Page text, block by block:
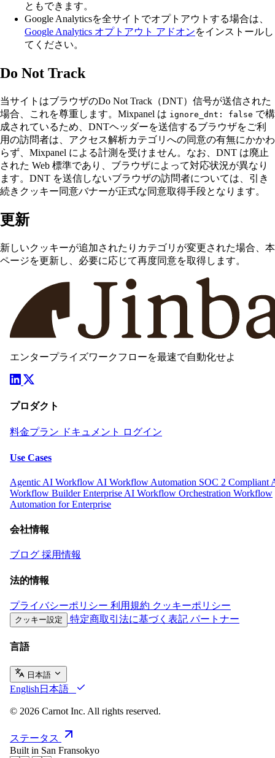
ともできます。
Google Analyticsを全サイトでオプトアウトする場合は、
Google Analytics オプトアウト アドオンをインストールし
てください。
Do Not Track
当サイトはブラウザのDo Not Track（DNT）信号が送信された
場合、これを尊重します。Mixpanel は ignore_dnt: false で構
成されているため、DNTヘッダーを送信するブラウザをご利
用の訪問者は、アクセス解析カテゴリへの同意の有無にかかわ
らず、Mixpanel による計測を受けません。なお、DNT は廃止
された Web 標準であり、ブラウザによって対応状況が異なり
ます。DNT を送信しないブラウザの訪問者については、引き
続きクッキー同意バナーが正式な同意取得手段となります。
更新
新しいクッキーが追加されたりカテゴリが変更された場合、本
ページを更新し、必要に応じて再度同意を取得します。
エンタープライズワークフローを最速で自動化せよ
プロダクト
料金プラン ドキュメント ログイン
Use Cases
Agentic AI Workflow AI Workflow Automation SOC 2 Compliant
Workflow BuilderEnterprise AI Workflow Orchestration Workflow
Automation for Enterprise
会社情報
ブログ 採用情報
法的情報
プライバシーポリシー 利用規約 クッキーポリシー
クッキー設定 特定商取引法に基づく表記 パートナー
言語
日本語
English 日本語
© 2026 Carnot Inc. All rights reserved.
ステータス
Built in San Fransokyo